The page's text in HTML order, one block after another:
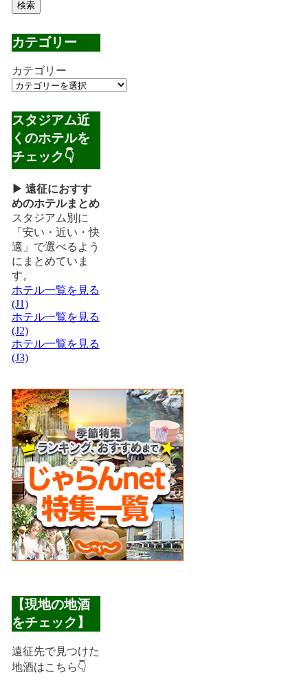
検索
カテゴリー
カテゴリー
スタジアム近
くのホテルを
チェック👇
▶ 遠征におすす
めのホテルまとめ
スタジアム別に
「安い・近い・快
適」で選べるよう
にまとめていま
す。
ホテル一覧を見る
(J1)
ホテル一覧を見る
(J2)
ホテル一覧を見る
(J3)
【現地の地酒
をチェック】
遠征先で見つけた
地酒はこちら👇